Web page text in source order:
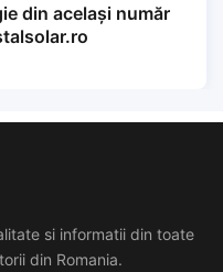
din același număr
si informatii din toate
din Romania.